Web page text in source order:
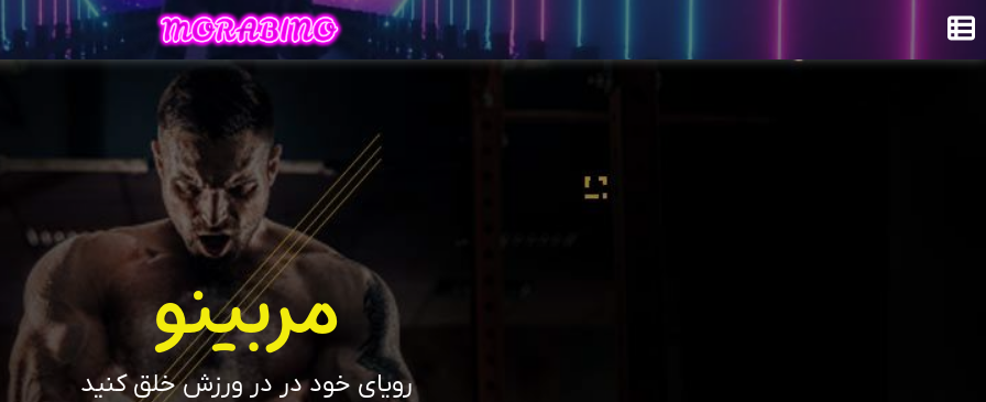
مربینو
رویای خود در در ورزش خلق کنید